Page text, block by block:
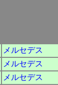
メルセデス
メルセデス
メルセデス